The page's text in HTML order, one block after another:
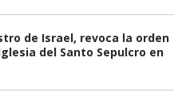
de Israel, revoca la orden
del Santo Sepulcro en